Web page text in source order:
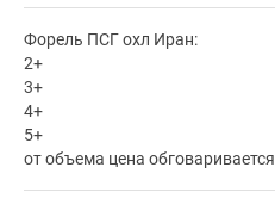
Форель ПСГ охл Иран:
2+
3+
4+
5+
от объема цена обговаривается